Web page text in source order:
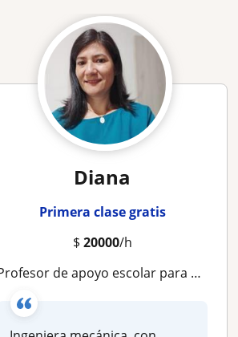
Diana
Primera clase gratis
$ 20000/h
Profesor de apoyo escolar para primaria, clases online. Énfasis en matemáticas, geometría